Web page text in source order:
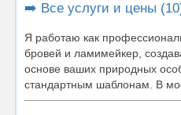
➡️ Все услуги и цены
Я работаю как
бровей и ламимейкер,
основе ваших природных
стандартным шаблонам. В